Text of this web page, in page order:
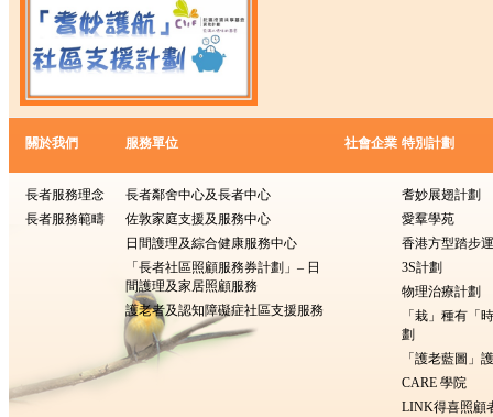
關於我們
長者服務理念
長者服務範疇
服務單位
長者鄰舍中心及長者中心
佐敦家庭支援及服務中心
日間護理及綜合健康服務中心
「長者社區照顧服務券計劃」– 日
間護理及家居照顧服務
護老者及認知障礙症社區支援服務
社會企業 特別計劃
耆妙展翅計劃
愛羣學苑
香港方型踏步
3S計劃
物理治療計劃
「栽」種有
劃
「護老藍圖」
CARE 學院
LINK得喜照顧